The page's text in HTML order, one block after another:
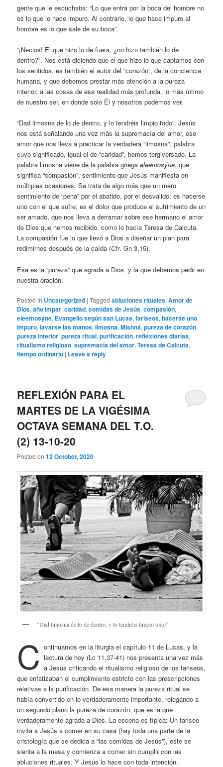
gente que le escuchaba: “Lo que entra por la boca del hombre no
es lo que lo hace impuro. Al contrario, lo que hace impuro al
hombre es lo que sale de su boca”.
“¡Necios! El que hizo lo de fuera, ¿no hizo también lo de
dentro?”. Nos está diciendo que el que hizo lo que captamos con
los sentidos, es también el autor del “corazón”, de la conciencia
humana, y que debemos prestar más atención a la pureza
interior, a las cosas de esa realidad más profunda, lo más íntimo
de nuestro ser, en donde solo Él y nosotros podemos ver.
“Dad limosna de lo de dentro, y lo tendréis limpio todo”. Jesús
nos está señalando una vez más la supremacía del amor, ese
amor que nos lleva a practicar la verdadera “limosna”, palabra
cuyo significado, igual el de “caridad”, hemos tergiversado. La
palabra limosna viene de la palabra griegaeleemosýne, que
significa “compasión”, sentimiento que Jesús manifiesta en
múltiples ocasiones. Se trata de algo más que un mero
sentimiento de “pena” por el abatido, por el desvalido; es hacerse
uno con el que sufre; es el dolor que produce el sufrimiento de un
ser amado, que nos lleva a derramar sobre ese hermano el amor
de Dios que hemos recibido, como lo hacía Teresa de Calcuta.
La compasión fue lo que llevó a Dios a diseñar un plan para
redimirnos después de la caída (Cfr. Gn 3,15).
Esa es la “pureza” que agrada a Dios, y la que debemos pedir en
nuestra oración.
Posted in Uncategorized |Tagged abluciones rituales,Amor de
Dios,año impar,caridad,comidas de Jesús,compasión,
eleemosýne, Evangelio según san Lucas,fariseos,hacerse uno,
impuro,lavarse las manos,limosna,Mishná,pureza de corazón,
pureza interior,pureza ritual,purificación,reflexiones diarias,
ritualismo religioso,supremacía del amor,Teresa de Calcuta,
tiempo ordinario | Leave a reply
REFLEXIÓN PARA EL
MARTES DE LA VIGÉSIMA
OCTAVA SEMANA DEL T.O.
(2) 13-10-20
Posted on12 October, 2020
“Dad limosna de lo de dentro, y lo tendréis limpio todo”.
C ontinuamos en la liturgia el capítulo 11 de Lucas, y la
lectura de hoy (Lc 11,37-41) nos presenta una vez más
a Jesús criticando el ritualismo religioso de los fariseos,
que enfatizaban el cumplimiento estricto con las prescripciones
relativas a la purificación. De esa manera la pureza ritual se
había convertido en lo verdaderamente importante, relegando a
un segundo plano la pureza de corazón, que es la que
verdaderamente agrada a Dios. La escena es típica: Un fariseo
invita a Jesús a comer en su casa (hay toda una parte de la
cristología que se dedica a “las comidas de Jesús”), este se
sienta a la mesa y comienza a comer sin cumplir con las
abluciones rituales. Y Jesús lo hace con toda intención.